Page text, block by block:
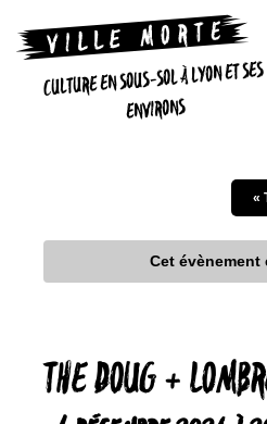
CULTURE EN SOUS-SOL À LYON ET SES
ENVIRONS
«
Cet évènement
THE DOUG +